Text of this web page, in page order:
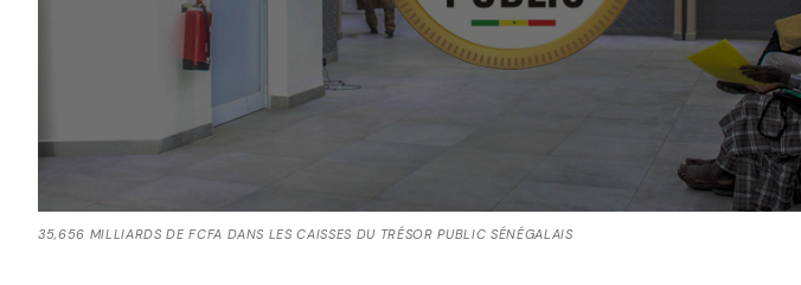
35,656 MILLIARDS DE FCFA DANS LES CAISSES DU TRÉSOR PUBLIC SÉNÉGALAIS